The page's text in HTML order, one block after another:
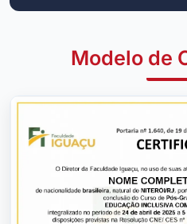
Modelo de